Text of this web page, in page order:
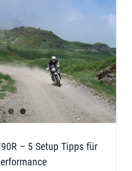
– 5 Setup Tipps für